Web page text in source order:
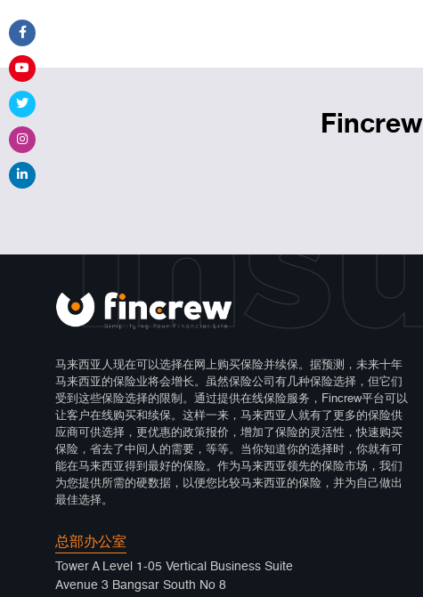
马来西亚人现在可以选择在网上购买保险并续保。据预测，未来十年
马来西亚的保险业将会增长。虽然保险公司有几种保险选择，但它们
受到这些保险选择的限制。通过提供在线保险服务，Fincrew平台可以
让客户在线购买和续保。这样一来，马来西亚人就有了更多的保险供
应商可供选择，更优惠的政策报价，增加了保险的灵活性，快速购买
保险，省去了中间人的需要，等等。当你知道你的选择时，你就有可
能在马来西亚得到最好的保险。作为马来西亚领先的保险市场，我们
为您提供所需的硬数据，以便您比较马来西亚的保险，并为自己做出
最佳选择。
总部办公室
Tower A Level 1-05 Vertical Business Suite
Avenue 3 Bangsar South No 8